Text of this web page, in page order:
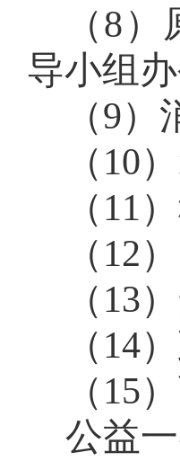
（8
导小组办
（9
（10
（11
（12
（13
（14
（15
公益